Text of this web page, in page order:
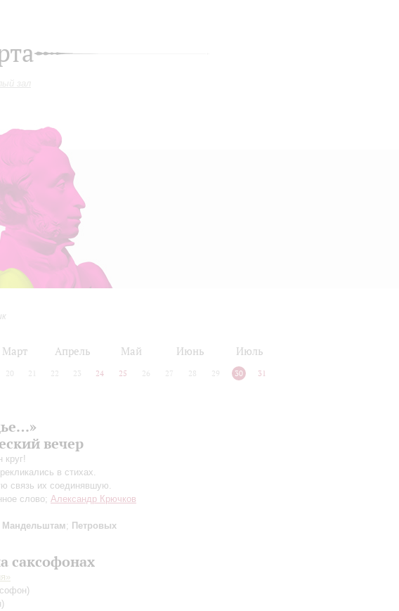
зал
Март Апрель Май Июнь Июль
20 21 22 23 24 25 26 27 28 29 30 31
вечер
в стихах.
связь их соединявшую.
слово; Александр Крючков
Мандельштам; Петровых
саксофонах